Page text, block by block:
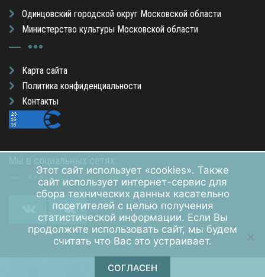
Одинцовский городской округ Московской области
Министерство культуры Московской области
Карта сайта
Политика конфиденциальности
Контакты
Этот сайт использует «cookies». Также
сайт использует интернет-сервис для
сбора технических данных касательно
посетителей с целью получения
статистической информации. Если Вы
продолжите использовать сайт, мы будем
считать что Вас это устраивает.
СОГЛАСЕН